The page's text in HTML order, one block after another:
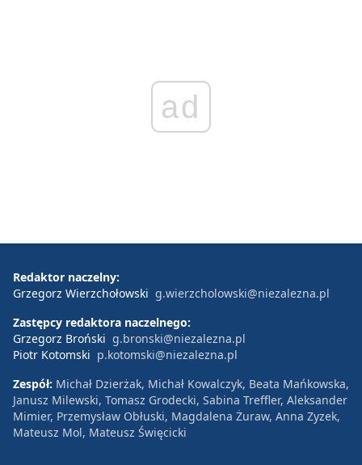
ad
Redaktor naczelny:
Grzegorz Wierzchołowski g.wierzcholowski@niezalezna.pl
Zastępcy redaktora naczelnego:
Grzegorz Broński g.bronski@niezalezna.pl
Piotr Kotomski p.kotomski@niezalezna.pl
Zespół: Michał Dzierżak, Michał Kowalczyk, Beata Mańkowska,
Janusz Milewski, Tomasz Grodecki, Sabina Treffler, Aleksander
Mimier, Przemysław Obłuski, Magdalena Żuraw, Anna Zyzek,
Mateusz Mol, Mateusz Święcicki